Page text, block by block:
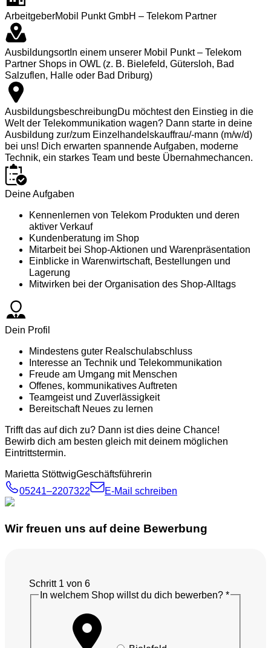
ArbeitgeberMobil Punkt GmbH – Telekom Partner
AusbildungsortIn einem unserer Mobil Punkt – Telekom
Partner Shops in OWL (z. B. Bielefeld, Gütersloh, Bad
Salzuflen, Halle oder Bad Driburg)
AusbildungsbeschreibungDu möchtest den Einstieg in die
Welt der Telekommunikation wagen? Dann starte in deine
Ausbildung zur/zum Einzelhandelskauffrau/-mann (m/w/d)
bei uns! Dich erwarten spannende Aufgaben, moderne
Technik, ein starkes Team und beste Übernahmechancen.
Deine Aufgaben
Kennenlernen von Telekom Produkten und deren
aktiver Verkauf
Kundenberatung im Shop
Mitarbeit bei Shop-Aktionen und Warenpräsentation
Einblicke in Warenwirtschaft, Bestellungen und
Lagerung
Mitwirken bei der Organisation des Shop-Alltags
Dein Profil
Mindestens guter Realschulabschluss
Interesse an Technik und Telekommunikation
Freude am Umgang mit Menschen
Offenes, kommunikatives Auftreten
Teamgeist und Zuverlässigkeit
Bereitschaft Neues zu lernen
Trifft das auf dich zu? Dann ist dies deine Chance!
Bewirb dich am besten gleich mit deinem möglichen
Eintrittstermin.
Marietta StöttwigGeschäftsführerin
05241–2207322
E-Mail schreiben
Wir freuen uns auf deine Bewerbung
Schritt 1 von 6
In welchem Shop willst du dich bewerben? *